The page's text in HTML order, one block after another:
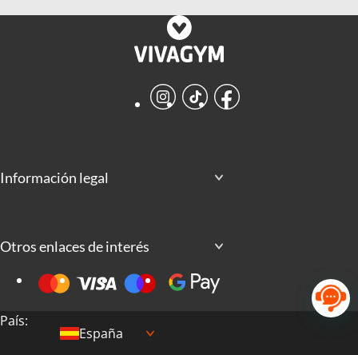
Instagram
TikTokFacebook
Información legal
Otros enlaces de interés
País:
España